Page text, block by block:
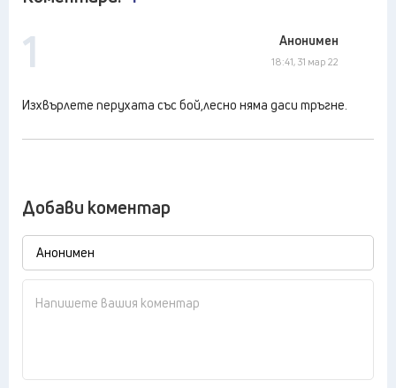
1 Анонимен
18:41, 31 мар 22
Изхвърлете перухата със бой,лесно няма даси тръгне.
Добави коментар